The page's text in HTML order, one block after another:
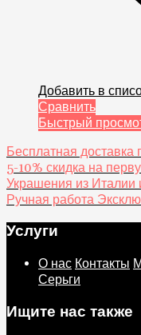
Добавить в
Сравнить
Быстрый
Бесплатная доставка
5-10% скидка на
Украшения из Италии
Ручная работа
Услуги
О нас Контакты
Серьги
Ищите нас также